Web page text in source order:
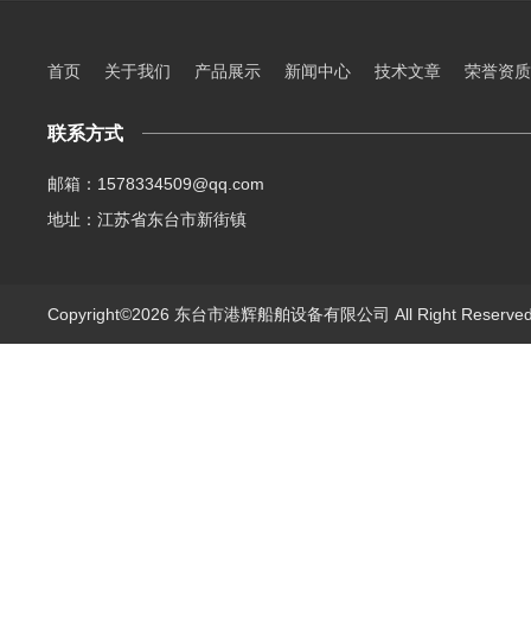
首页 关于我们 产品展示 新闻中心 技术文章 荣誉资质
联系方式
邮箱：1578334509@qq.com
地址：江苏省东台市新街镇
Copyright©2026 东台市港辉船舶设备有限公司 All Right